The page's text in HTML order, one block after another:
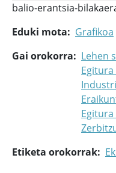
balio-erantsia-
Eduki mota
Grafikoa
Gai orokorra
Lehen
Etiketa orokorrak